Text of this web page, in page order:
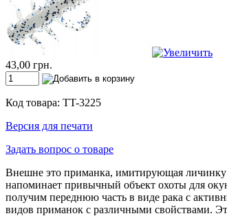
43,00 грн.
Код товара: TT-3225
Версия для печати
Задать вопрос о товаре
Внешне это приманка, имитирующая личинку
напоминает привычный объект охоты для
получим переднюю часть в виде рака с
видов приманок с различными свойствами.